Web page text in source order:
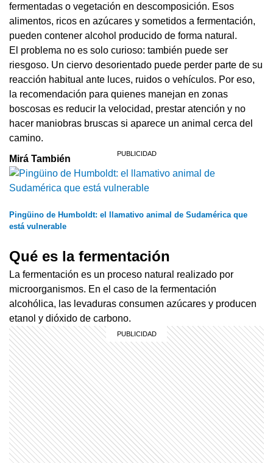
fermentadas o vegetación en descomposición. Esos
alimentos, ricos en azúcares y sometidos a fermentación,
pueden contener alcohol producido de forma natural.
El problema no es solo curioso: también puede ser
riesgoso. Un ciervo desorientado puede perder parte de su
reacción habitual ante luces, ruidos o vehículos. Por eso,
la recomendación para quienes manejan en zonas
boscosas es reducir la velocidad, prestar atención y no
hacer maniobras bruscas si aparece un animal cerca del
camino.
Mirá También
Pingüino de Humboldt: el llamativo animal de Sudamérica que
está vulnerable
Qué es la fermentación
La fermentación es un proceso natural realizado por
microorganismos. En el caso de la fermentación
alcohólica, las levaduras consumen azúcares y producen
etanol y dióxido de carbono.